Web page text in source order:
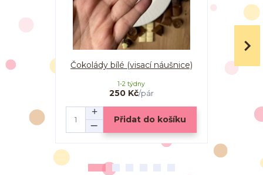
Čokolády bílé (visací náušnice)
250 Kč/pár
1-2 týdny
Přidat do košíku